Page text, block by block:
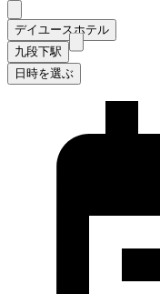
デイユースホテル
九段下駅
日時を選ぶ